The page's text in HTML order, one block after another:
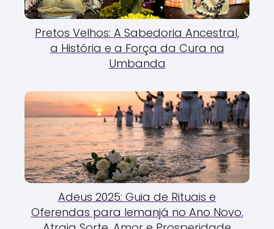
Pretos Velhos: A Sabedoria Ancestral,
a História e a Força da Cura na
Umbanda
Adeus 2025: Guia de Rituais e
Oferendas para Iemanjá no Ano Novo.